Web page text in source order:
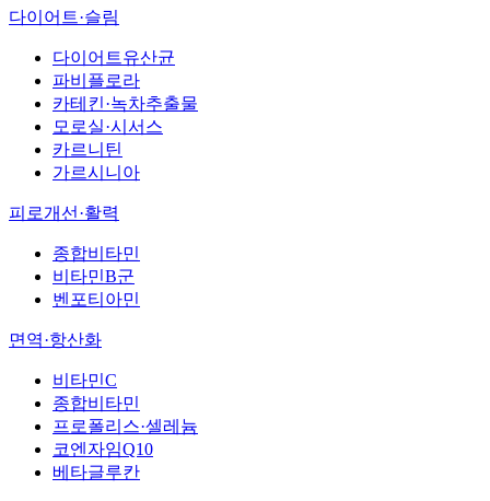
다이어트·슬림
다이어트유산균
파비플로라
카테킨·녹차추출물
모로실·시서스
카르니틴
가르시니아
피로개선·활력
종합비타민
비타민B군
벤포티아민
면역·항산화
비타민C
종합비타민
프로폴리스·셀레늄
코엔자임Q10
베타글루칸